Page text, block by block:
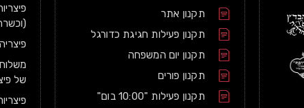
תקנון אתר
תקנון פעילות חגיגת כדורגל
תקנון יום המשפחה
תקנון פורים
תקנון פעילות "10:00 בום"
של